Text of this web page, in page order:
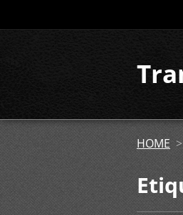
HOME >